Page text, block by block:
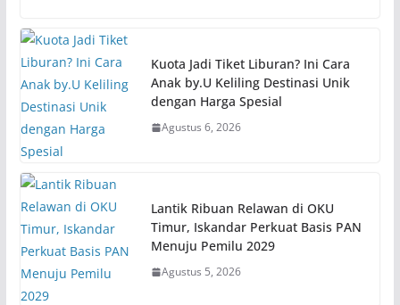
Kuota Jadi Tiket Liburan? Ini Cara
Anak by.U Keliling Destinasi Unik
dengan Harga Spesial
Agustus 6, 2026
Lantik Ribuan Relawan di OKU
Timur, Iskandar Perkuat Basis PAN
Menuju Pemilu 2029
Agustus 5, 2026